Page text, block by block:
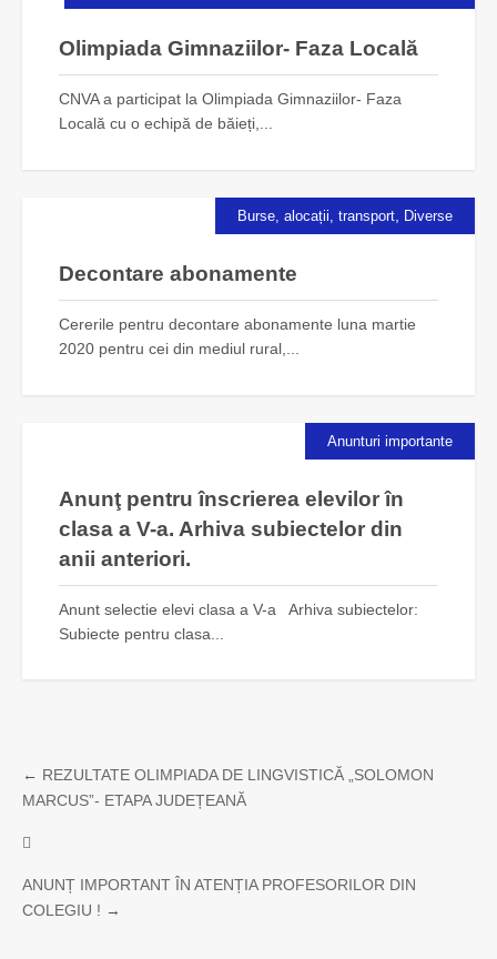
Olimpiada Gimnaziilor- Faza Locală
CNVA a participat la Olimpiada Gimnaziilor- Faza
Locală cu o echipă de băieți,...
Burse, alocații, transport Diverse
Decontare abonamente
Cererile pentru decontare abonamente luna martie
2020 pentru cei din mediul rural,...
Anunturi importante
Anunţ pentru înscrierea elevilor în
clasa a V-a. Arhiva subiectelor din
anii anteriori.
Anunt selectie elevi clasa a V-a Arhiva subiectelor:
Subiecte pentru clasa...
← REZULTATE OLIMPIADA DE LINGVISTICĂ „SOLOMON
MARCUS”- ETAPA JUDEȚEANĂ
ANUNȚ IMPORTANT ÎN ATENȚIA PROFESORILOR DIN
COLEGIU ! →